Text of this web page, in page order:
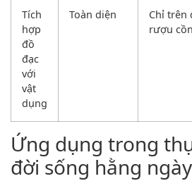
Tích
hợp
đồ
đạc
với
vật
dụng
Toàn diện
Chỉ trên
rượu cồn
Ứng dụng trong
đời sống hằng ngày